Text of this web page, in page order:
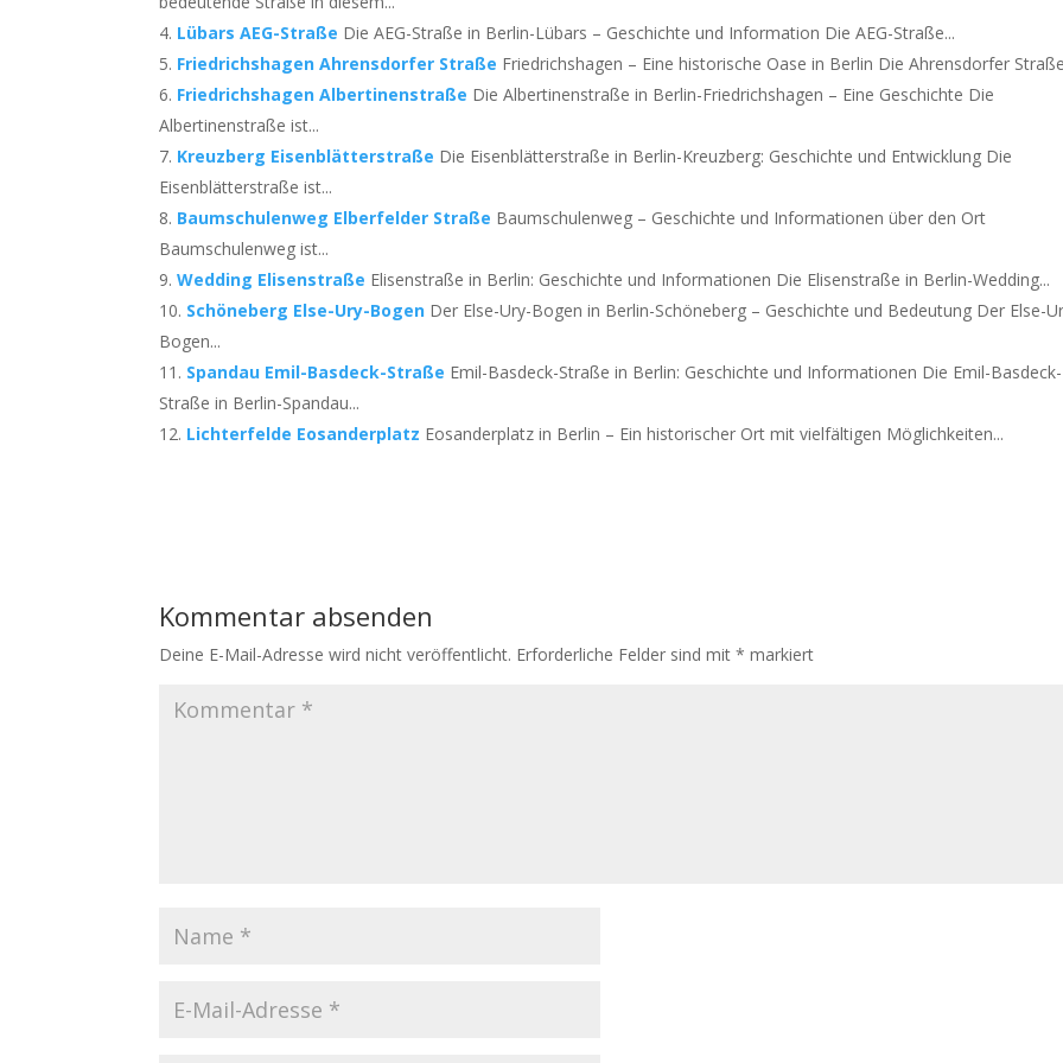
Lübars AEG-Straße Die AEG-Straße in Berlin-Lübars – Geschichte und Information Die AEG-Straße...
Friedrichshagen Ahrensdorfer Straße Friedrichshagen – Eine historische Oase in Berlin Die Ahrensdorfer
Friedrichshagen Albertinenstraße Die Albertinenstraße in Berlin-Friedrichshagen – Eine Geschichte Die
Albertinenstraße ist...
Kreuzberg Eisenblätterstraße Die Eisenblätterstraße in Berlin-Kreuzberg: Geschichte und Entwicklung Die
Eisenblätterstraße ist...
Baumschulenweg Elberfelder Straße Baumschulenweg – Geschichte und Informationen über den Ort
Baumschulenweg ist...
Wedding Elisenstraße Elisenstraße in Berlin: Geschichte und Informationen Die Elisenstraße in Berlin-Wedding...
Schöneberg Else-Ury-Bogen Der Else-Ury-Bogen in Berlin-Schöneberg – Geschichte und Bedeutung Der Else-
Bogen...
Spandau Emil-Basdeck-Straße Emil-Basdeck-Straße in Berlin: Geschichte und Informationen Die Emil-Basdeck-
Straße in Berlin-Spandau...
Lichterfelde Eosanderplatz Eosanderplatz in Berlin – Ein historischer Ort mit vielfältigen Möglichkeiten...
Kommentar absenden
Deine E-Mail-Adresse wird nicht veröffentlicht. Erforderliche Felder sind mit* markiert